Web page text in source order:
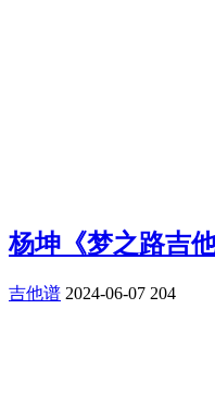
杨坤《梦之路吉
吉他谱 2024-06-07 204